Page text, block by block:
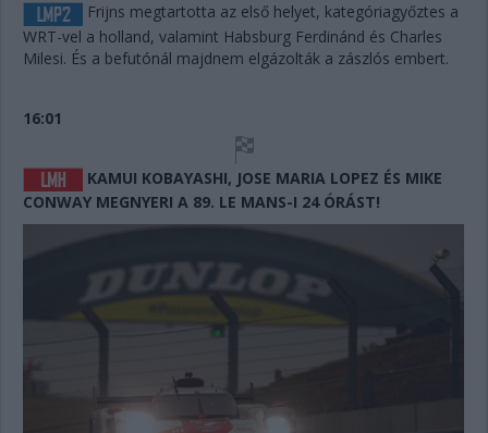
Frijns megtartotta az első helyet, kategóriagyőztes a
WRT-vel a holland, valamint Habsburg Ferdinánd és Charles
Milesi. És a befutónál majdnem elgázolták a zászlós embert.
16:01
KAMUI KOBAYASHI, JOSE MARIA LOPEZ ÉS MIKE
CONWAY MEGNYERI A 89. LE MANS-I 24 ÓRÁST!